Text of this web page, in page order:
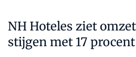
NH Hoteles ziet
stijgen met 17 procent